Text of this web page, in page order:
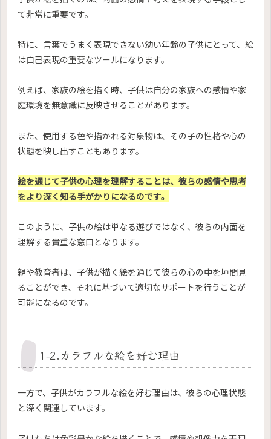
て非常に重要です。
特に、言葉でうまく表現できない幼い年齢の子供にとって、絵
は自己表現の重要なツールになります。
例えば、家族の絵を描く時、子供は自分の家族への感情や家
庭環境を無意識に反映させることがあります。
また、使用する色や描かれる対象物は、その子の性格や心の
状態を映し出すこともあります。
絵を通じて子供の心理を理解することは、彼らの感情や思考
をより深く知る手がかりになるのです。
このように、子供の絵は単なる遊びではなく、彼らの内面を
理解する貴重な窓口となります。
親や教育者は、子供が描く絵を通じて彼らの心の中を垣間見
ることができ、それに基づいて適切なサポートを行うことが
可能になるのです。
1-2.カラフルな絵を好む理由
一方で、子供がカラフルな絵を好む理由は、彼らの心理状態
と深く関連しています。